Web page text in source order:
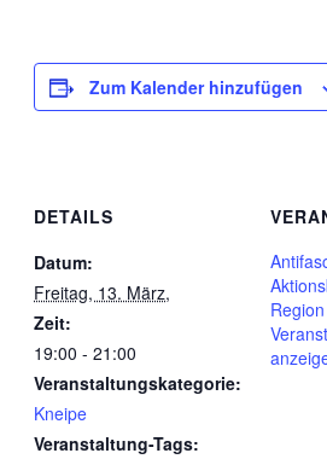
Zum Kalender hinzufügen
DETAILS
Datum:
Freitag, 13. März,
Zeit:
19:00 - 21:00
Veranstaltungskategorie:
Kneipe
Veranstaltung-Tags:
Region